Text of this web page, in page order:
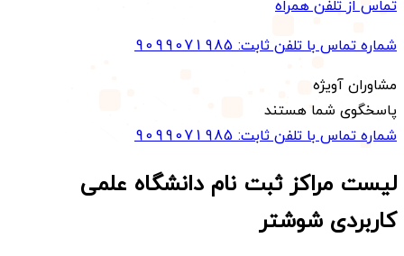
شماره تماس با تلفن ثابت:9099071985
مشاوران آویژه
پاسخگوی شما هستند
شماره تماس با تلفن ثابت:9099071985
لیست مراکز ثبت نام دانشگاه علمی
کاربردی شوشتر